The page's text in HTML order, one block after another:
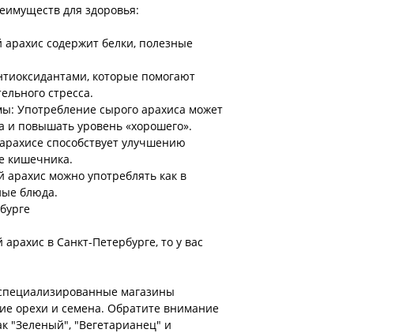
для здоровья:
содержит белки, полезные
которые помогают
стресса.
Употребление сырого арахиса может
и повышать уровень «хорошего».
способствует улучшению
кишечника.
можно употреблять как в
блюда.
в Санкт-Петербурге, то у вас
магазины
орехи и семена. Обратите внимание
"Зеленый", "Вегетарианец" и